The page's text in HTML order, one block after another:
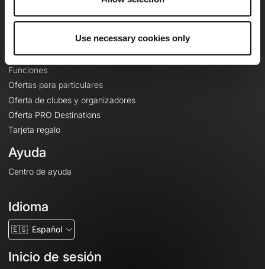
Use necessary cookies only
Le Mag'
Mapas base topográficos
Funciones
Ofertas para particulares
Oferta de clubes y organizadores
Oferta PRO Destinations
Tarjeta regalo
Ayuda
Centro de ayuda
Idioma
🇪🇸 Español
Inicio de sesión